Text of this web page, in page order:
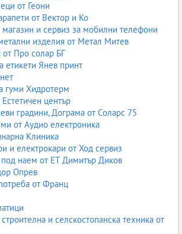
Пазарджик
Благоевград
Видин
Кърджали
Разград
Смолян
Търговище
Враца
Кюстендил
Перник
Русе
Хасково
Габрово
Ловеч
Силистра
Шумен
Добрич
Монтана
Сливен
Ямбол
от Геони
от Вектор и Ко
и сервиз за мобилни телефони
изделия от Метал Митев
Про солар БГ
етикети Янев принт
гуми Хидротерм
център
градини, Дограма от Соларс 75
от Аудио електроника
Клиника
и електрокари от Ход сервиз
наем от ЕТ Димитър Диков
Опрев
от Франц
и селскостопанска техника от